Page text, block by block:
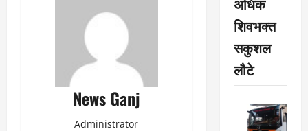
News Ganj
Administrator
शिवभक्त
सकुशल
लौटे